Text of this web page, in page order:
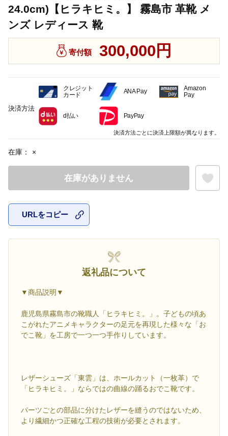
24.0cm)【ヒラキヒミ。】 霧島市 革靴 メ
ンズ レディース 靴
寄付額 300,000円
在庫： ×
在庫がありません
URLをコピー
返礼品について
▼商品説明▼
鹿児島県霧島市の靴職人「ヒラキヒミ。」。子どもの頃あ
こがれたアニメキャラクターの足元を再現した様々な「お
でこ靴」を工房で一つ一つ手作りしています。
レザーシューズ「東雲」は、ホールカット（一枚革）で
「ヒラキヒミ。」ならではの曲線の踊るおでこ靴です。
パーツごとの部品に分けたレザーを縫うのではないため、
より繊細かつ正確な工程の技術が必要とされます。
決済方法
クレジット
カード
ANA Pay
Amazon
Pay
d払い PayPay
決済方法ごとに決済上限額が異なります。